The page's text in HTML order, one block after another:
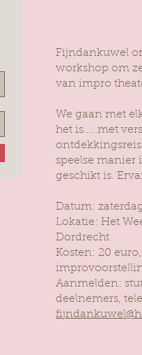
Fijndankuwel
workshop om
van impro
We gaan met
het is.... met
speelse manier
geschikt is.
Datum:
Lokatie: Het
Dordrecht
Kosten: 20
Aanmelden:
deelnemers,